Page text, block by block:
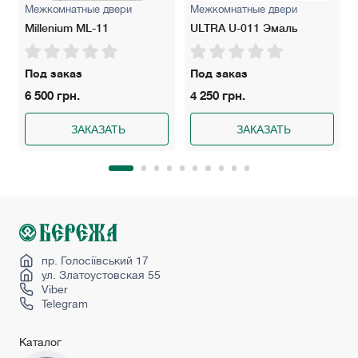
Межкомнатные двери
Millenium ML-11
Под заказ
6 500 грн.
ЗАКАЗАТЬ
Межкомнатные двери
ULTRA U-011 Эмаль
Под заказ
4 250 грн.
ЗАКАЗАТЬ
пр. Голосіївський 17
ул. Златоустовская 55
Viber
Telegram
Каталог